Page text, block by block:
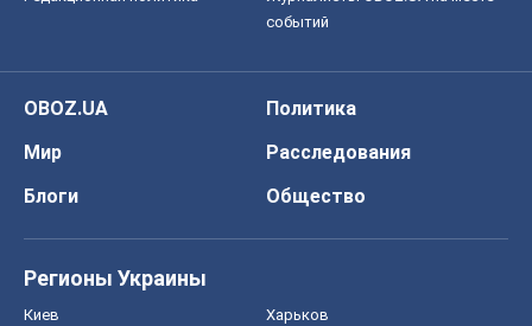
событий
OBOZ.UA
Политика
Мир
Расследования
Блоги
Общество
Регионы Украины
Киев Харьков